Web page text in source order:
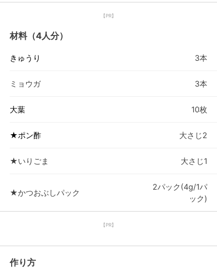
【PR】
材料（4人分）
きゅうり 3本
ミョウガ 3本
大葉 10枚
★ポン酢 大さじ2
★いりごま 大さじ1
★かつおぶしパック
2パック(4g/1パ
ック)
【PR】
作り方